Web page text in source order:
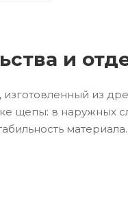
и
изготовленный из
щепы: в наружных